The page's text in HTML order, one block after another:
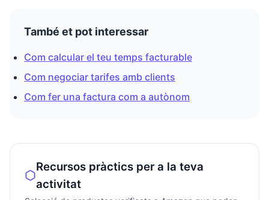
També et pot interessar
Com calcular el teu temps facturable
Com negociar tarifes amb clients
Com fer una factura com a autònom
Recursos pràctics per a la teva
activitat